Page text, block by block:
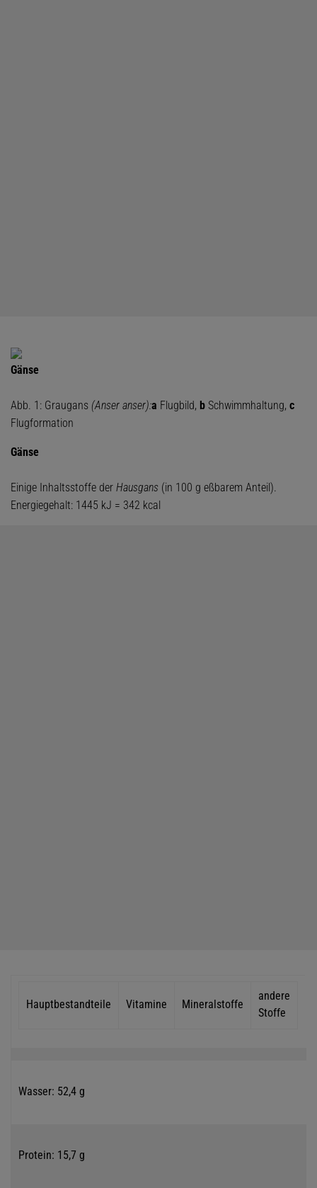
Gänse
Abb. 1: Graugans (Anser anser):a Flugbild, b Schwimmhaltung, c
Flugformation
Gänse
Einige Inhaltsstoffe der Hausgans (in 100 g eßbarem Anteil).
Energiegehalt: 1445 kJ = 342 kcal
Hauptbestandteile Vitamine Mineralstoffe
andere
Stoffe
Wasser: 52,4 g
Protein: 15,7 g